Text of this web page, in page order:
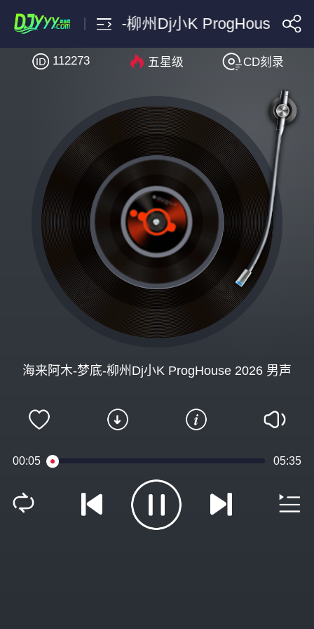
搜索
海来阿木-梦底-柳州Dj小K ProgHouse
海来阿木-梦底-柳州Dj小K ProgHouse 2026 男声
112273 五星级 CD刻录
00:05 05:35